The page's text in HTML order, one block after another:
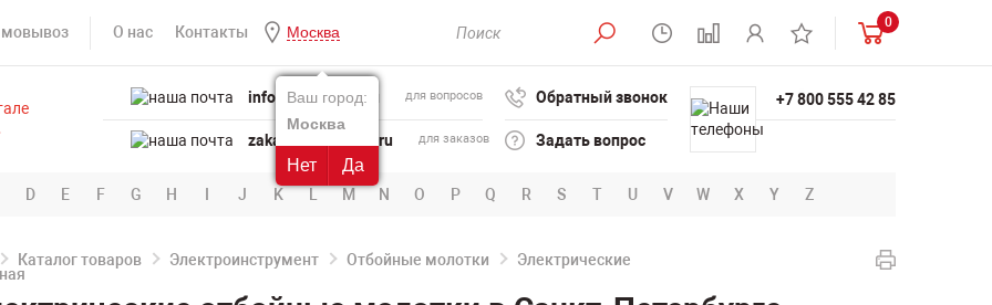
О нас Контакты Москва
Ваш город:
Москва
Нет Да
0
info@powertool.ru для вопросов
zakaz@powertool.ru для заказов
Обратный звонок
Задать вопрос
+7 800 555 42 85
D E F G H I J K L M N O P Q R S T U V W X Y Z
Каталог товаров Электроинструмент Отбойные молотки Электрические